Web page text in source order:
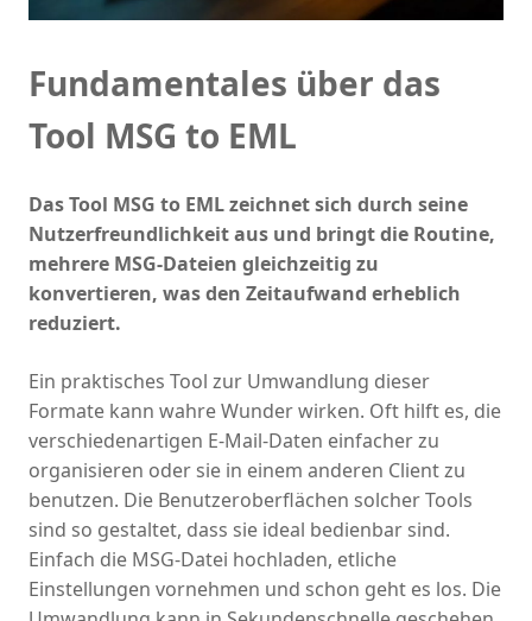
Fundamentales über das
Tool MSG to EML
Das Tool MSG to EML zeichnet sich durch seine
Nutzerfreundlichkeit aus und bringt die Routine,
mehrere MSG-Dateien gleichzeitig zu
konvertieren, was den Zeitaufwand erheblich
reduziert.
Ein praktisches Tool zur Umwandlung dieser
Formate kann wahre Wunder wirken. Oft hilft es, die
verschiedenartigen E-Mail-Daten einfacher zu
organisieren oder sie in einem anderen Client zu
benutzen. Die Benutzeroberflächen solcher Tools
sind so gestaltet, dass sie ideal bedienbar sind.
Einfach die MSG-Datei hochladen, etliche
Einstellungen vornehmen und schon geht es los. Die